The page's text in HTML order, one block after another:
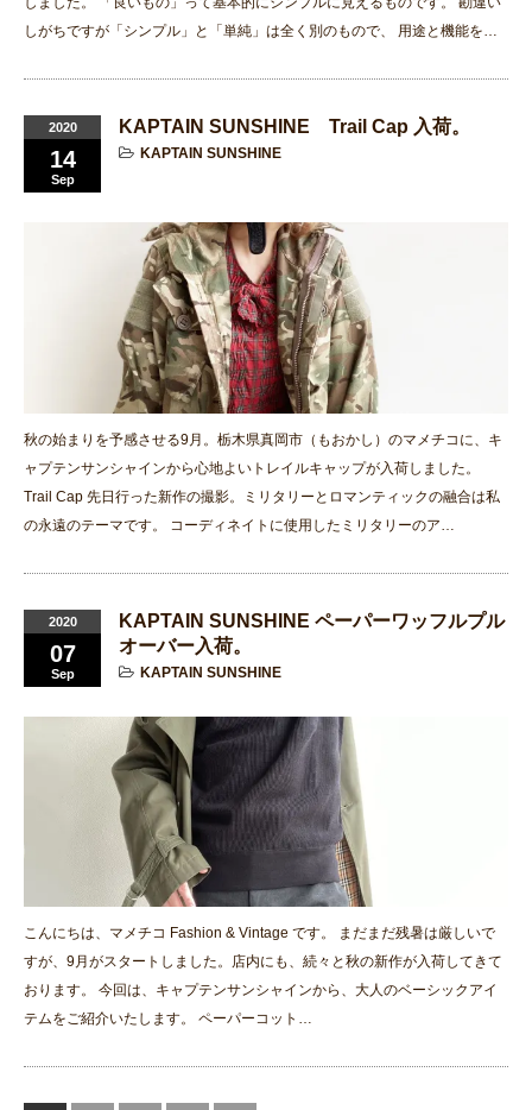
しがちですが「シンプル」と「単純」は全く別のもので、 用途と機能を…
2020
14
Sep
KAPTAIN SUNSHINE Trail Cap 入荷。
KAPTAIN SUNSHINE
秋の始まりを予感させる9月。栃木県真岡市（もおかし）のマメチコに、キ
ャプテンサンシャインから心地よいトレイルキャップが入荷しました。
Trail Cap 先日行った新作の撮影。ミリタリーとロマンティックの融合は私
の永遠のテーマです。 コーディネイトに使用したミリタリーのア…
2020
07
Sep
KAPTAIN SUNSHINE ペーパーワッフルプル
オーバー入荷。
KAPTAIN SUNSHINE
こんにちは、マメチコ Fashion & Vintage です。 まだまだ残暑は厳しいで
すが、9月がスタートしました。店内にも、続々と秋の新作が入荷してきて
おります。 今回は、キャプテンサンシャインから、大人のベーシックアイ
テムをご紹介いたします。 ペーパーコット…